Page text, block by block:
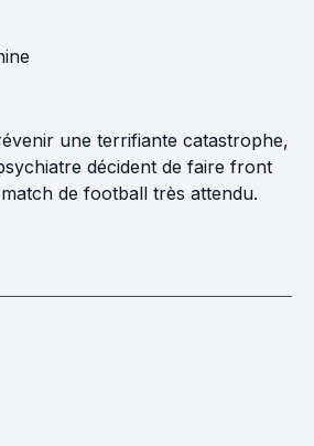
une terrifiante catastrophe,
décident de faire front
de football très attendu.